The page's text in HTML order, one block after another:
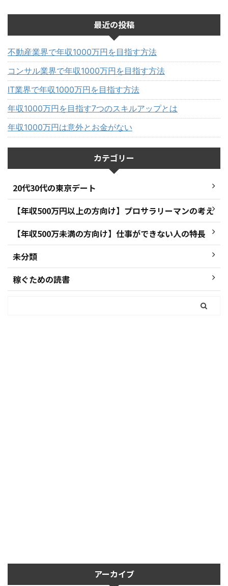
最近の投稿
不動産業界で年収1000万円を目指す方法
コンサル業界で年収1000万円を目指す方法
IT業界で年収1000万円を目指す方法
年収1000万円を目指す7つのスキルアップとは
年収1000万円は意外とお金がない
カテゴリー
20代30代の東京デート
【年収500万円以上の方向け】プロサラリーマンの考え
【年収500万未満の方向け】仕事ができない人の特長
未分類
稼ぐための読書
アーカイブ